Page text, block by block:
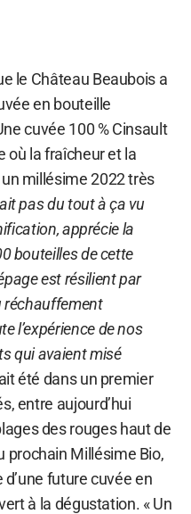
le Château Beaubois a
en bouteille
cuvée 100 % Cinsault
où la fraîcheur et la
millésime 2022 très
pas du tout à ça vu
apprécie la
bouteilles de cette
est résilient par
réchauffement
l’expérience de nos
qui avaient misé
été dans un premier
entre aujourd’hui
des rouges haut de
prochain Millésime Bio,
future cuvée en
à la dégustation. « Un